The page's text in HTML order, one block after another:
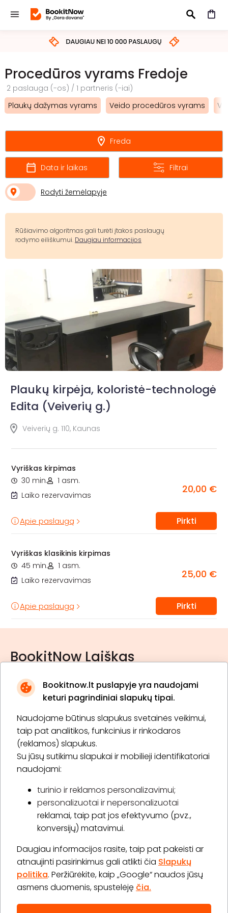
Bookitnow.lt puslapyje yra naudojami
keturi pagrindiniai slapukų tipai.
Naudojame būtinus slapukus svetainės veikimui,
taip pat analitikos, funkcinius ir rinkodaros
(reklamos) slapukus.
Su jūsų sutikimu slapukai ir mobilieji identifikatoriai
naudojami:
turinio ir reklamos personalizavimui;
personalizuotai ir nepersonalizuotai
reklamai, taip pat jos efektyvumo (pvz.,
konversijų) matavimui.
Daugiau informacijos rasite, taip pat pakeisti ar
atnaujinti pasirinkimus gali atlikti čia Slapukų
politika. Peržiūrėkite, kaip „Google“ naudos jūsų
asmens duomenis, spustelėję čia.
IEŠKOTI
Procedūros vyrams Fredoje
2 paslauga (-os) / 1 partneris (-iai)
Plaukų dažymas vyrams
Veido procedūros vyrams
Freda
Data ir laikas Filtrai
Rodyti žemėlapyje
Rūšiavimo algoritmas gali turėti įtakos paslaugų
rodymo eiliškumui. Daugiau informacijos
Plaukų kirpėja, koloristė-technologė
Edita (Veiverių g.)
Veiverių g. 110, Kaunas
Vyriškas kirpimas
30 min.
1 asm.
Laiko rezervavimas
20,00 €
Apie paslaugą Pirkti
Vyriškas klasikinis kirpimas
45 min.
1 asm.
Laiko rezervavimas
25,00 €
Apie paslaugą Pirkti
BookitNow Laiškas
* Susipažinau su privatumo politika
Prenumeruoti
Apie „BookitNow“
Informacija
„GERA DOVANA“ GRUPĖ